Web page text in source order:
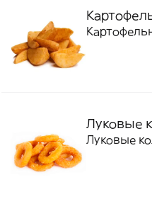
Луковые
Луковые